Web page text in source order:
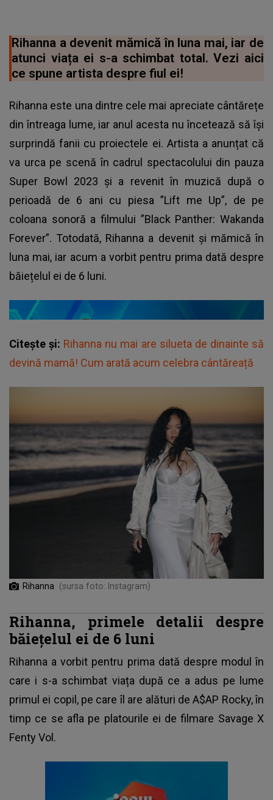
Rihanna a devenit mămică în luna mai, iar de
atunci viața ei s-a schimbat total. Vezi aici
ce spune artista despre fiul ei!
Rihanna este una dintre cele mai apreciate cântărețe
din întreaga lume, iar anul acesta nu încetează să își
surprindă fanii cu proiectele ei. Artista a anunțat că
va urca pe scenă în cadrul spectacolului din pauza
Super Bowl 2023 și a revenit în muzică după o
perioadă de 6 ani cu piesa ”Lift me Up”, de pe
coloana sonoră a filmului ”Black Panther: Wakanda
Forever”. Totodată, Rihanna a devenit și mămică în
luna mai, iar acum a vorbit pentru prima dată despre
băiețelul ei de 6 luni.
Citește și: Rihanna nu mai are silueta de dinainte să
devină mamă! Cum arată acum celebra cântăreață
Rihanna (sursa foto: Instagram)
Rihanna, primele detalii despre
băiețelul ei de 6 luni
Rihanna a vorbit pentru prima dată despre modul în
care i s-a schimbat viața după ce a adus pe lume
primul ei copil, pe care îl are alături de A$AP Rocky, în
timp ce se afla pe platourile ei de filmare Savage X
Fenty Vol.